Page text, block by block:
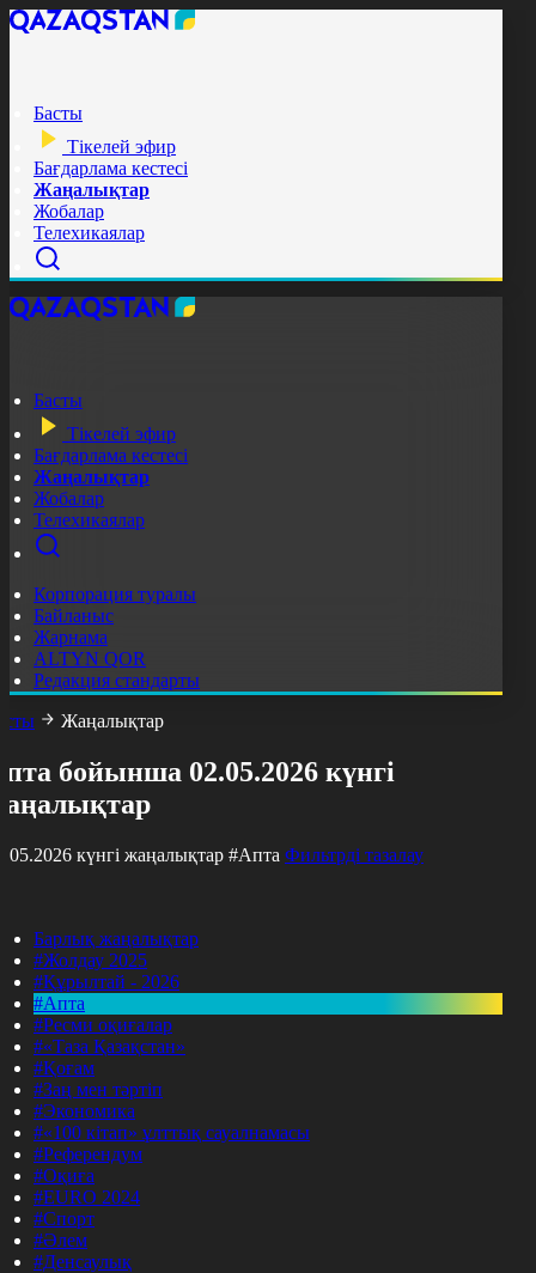
Басты
Тікелей эфир
Бағдарлама кестесі
Жаңалықтар
Жобалар
Телехикаялар
Басты
Тікелей эфир
Бағдарлама кестесі
Жаңалықтар
Жобалар
Телехикаялар
Корпорация туралы
Байланыс
Жарнама
ALTYN QOR
Редакция стандарты
Жаңалықтар
бойынша 02.05.2026 күнгі
күнгі жаңалықтар #Апта Фильтрді тазалау
Барлық жаңалықтар
#Жолдау 2025
#Құрылтай - 2026
#Апта
#Ресми оқиғалар
#«Таза Қазақстан»
#Қоғам
#Заң мен тәртіп
#Экономика
#«100 кітап» ұлттық сауалнамасы
#Референдум
#Оқиға
#EURO 2024
#Спорт
#Әлем
#Денсаулық